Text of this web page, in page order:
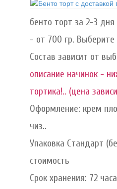
бенто торт за 2-3
- от 700 гр. Выберите
Состав зависит от
описание начинок -
тортика!.. (цена
Оформление: крем
чиз..
Упаковка Стандарт
стоимость
Срок хранения: 72